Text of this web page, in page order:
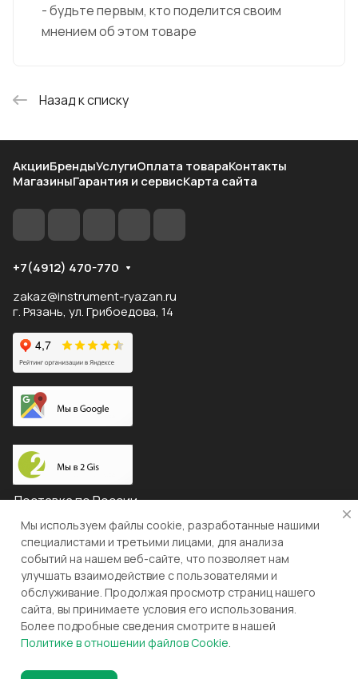
- будьте первым, кто поделится своим
мнением об этом товаре
Назад к списку
АкцииБрендыУслугиОплата товараКонтакты
МагазиныГарантия и сервисКарта сайта
+7(4912) 470-770
zakaz@instrument-ryazan.ru
г. Рязань, ул. Грибоедова, 14
Доставка по России
© 2026 "ЛЕВША"
Конфиденциальность
Оферта
Разработка и поддержка gianit.ru
Мы используем файлы cookie, разработанные нашими
специалистами и третьими лицами, для анализа
событий на нашем веб-сайте, что позволяет нам
улучшать взаимодействие с пользователями и
обслуживание. Продолжая просмотр страниц нашего
сайта, вы принимаете условия его использования.
Более подробные сведения смотрите в нашей
Политике в отношении файлов Cookie.